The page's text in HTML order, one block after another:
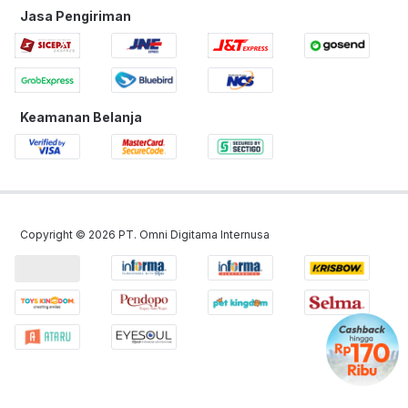
Jasa Pengiriman
Keamanan Belanja
Copyright © 2026 PT. Omni Digitama Internusa